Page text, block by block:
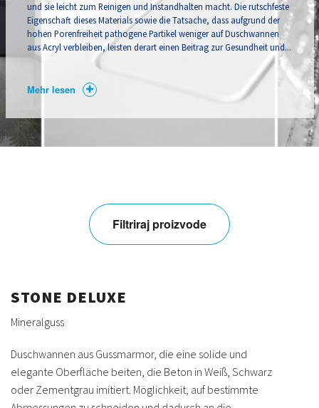
und sie leicht zum Reinigen und Instandhalten macht. Die rutschfeste
Eigenschaft dieses Materials sowie die Tatsache, dass aufgrund der
hohen Porenfreiheit pathogene Partikel weniger auf Duschwannen
aus Acryl verbleiben, leisten derart einen Beitrag zur Gesundheit und...
Mehr lesen
Filtriraj proizvode
STONE DELUXE
Mineralguss
Duschwannen aus Gussmarmor, die eine solide und
elegante Oberfläche beiten, die Beton in Weiß, Schwarz
oder Zementgrau imitiert. Möglichkeit, auf bestimmte